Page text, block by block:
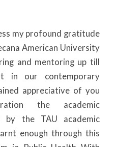
my profound gratitude
American University
and mentoring up till
in our contemporary
appreciative of you
the academic
by the TAU academic
enough through this